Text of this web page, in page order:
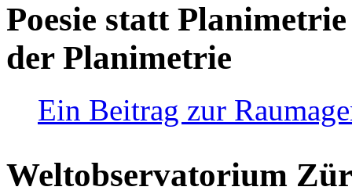
Poesie statt
der Planimetrie
Ein Beitrag zur
Weltobservatorium